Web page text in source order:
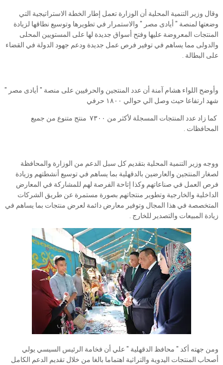
وقال وزير التنمية المحلية أن الوزارة تعمل إطار الخطة الاستراتيجية التي
وضعتها لمنصة " أيادى مصر " والاستمرار في تطويرها وتوسيع نطاقها لزيادة
المنتجات المعروضة عليها وفتح أسواق جديدة لها على المستويين المحلى
والدولى مما يساهم في توفير فرص عمل جديدة ودعم جهود الدولة في القضاء
على البطالة .
وأوضح اللواء هشام آمنة أن عدد المنتجين والحرفيين على منصة " أيادى مصر "
شهد ارتفاعا حيث وصل الي حوالي ١٨٠٠ حرفي
كما زاد عدد المنتجات المسجلة لأكثر من ٧٣٠٠ منتج متنوع من جميع
المحافظات .
ووجه وزير التنمية المحلية بتقديم كل سبل الدعم من الوزارة والمحافظة
لصغار المنتجين والعارضين بالدقهلية بما يساهم في توسيع أنشطتهم وزيادة
فرص العمل في صناعاتهم وكذا إتاحة الفرصة لهم للمشاركة في المعارض
الداخلية والخارجية وتطوير منتجاتهم بصورة مستمرة عن طريق الشركات
المتخصصة في هذا المجال وتوفير معارض دائمة لعرض منتجات بما يساهم في
زيادة المبيعات والتصدير للخارج .
ومن جهته أكد " محافظ الدقهلية " علي أن فخامة الرئيس السيسي يولي
أصحاب المنتجات اليدوية والتراثية اهتماما بالغا من خلال تقديم الدعم الكامل